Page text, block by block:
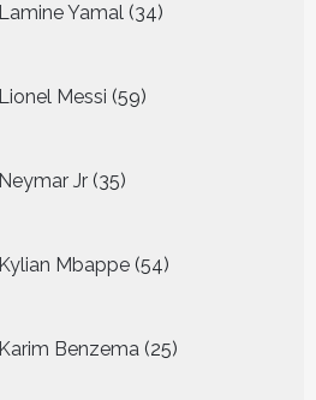
Lamine Yamal 34
producten
Lionel Messi 59
producten
Neymar Jr 35
producten
Kylian Mbappe 54
producten
Karim Benzema 25
producten